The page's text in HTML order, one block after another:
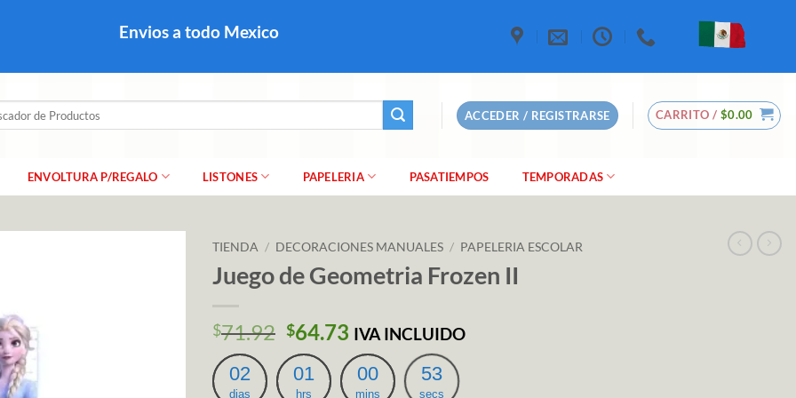
Envios a todo Mexico
ACCEDER / REGISTRARSE CARRITO / $0.00
ENVOLTURA P/REGALO LISTONES PAPELERIA PASATIEMPOS TEMPORADAS
TIENDA / DECORACIONES MANUALES / PAPELERIA ESCOLAR
Juego de Geometria Frozen II
$71.92 El
precio
original
$64.73 El
precio
actual
IVA INCLUIDO
02
dias
01
hrs
00
mins
52
secs